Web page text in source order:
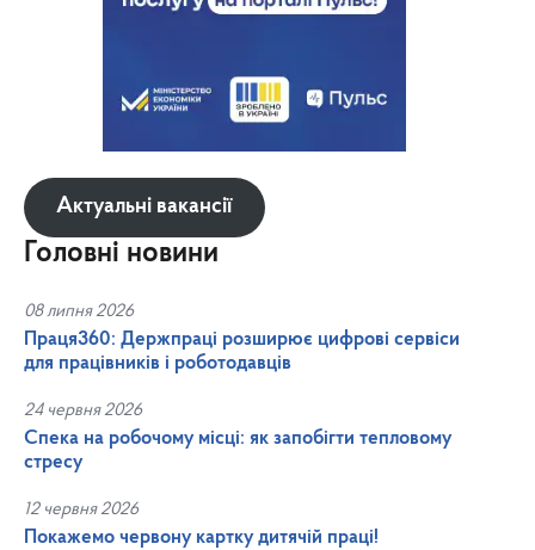
Актуальні вакансії
Головні новини
08 липня 2026
Праця360: Держпраці розширює цифрові сервіси
для працівників і роботодавців
24 червня 2026
Спека на робочому місці: як запобігти тепловому
стресу
12 червня 2026
Покажемо червону картку дитячій праці!